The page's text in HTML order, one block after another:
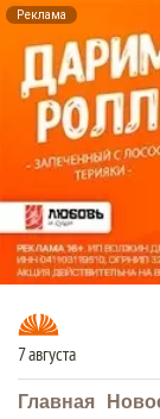
Реклама
7 августа
Главная